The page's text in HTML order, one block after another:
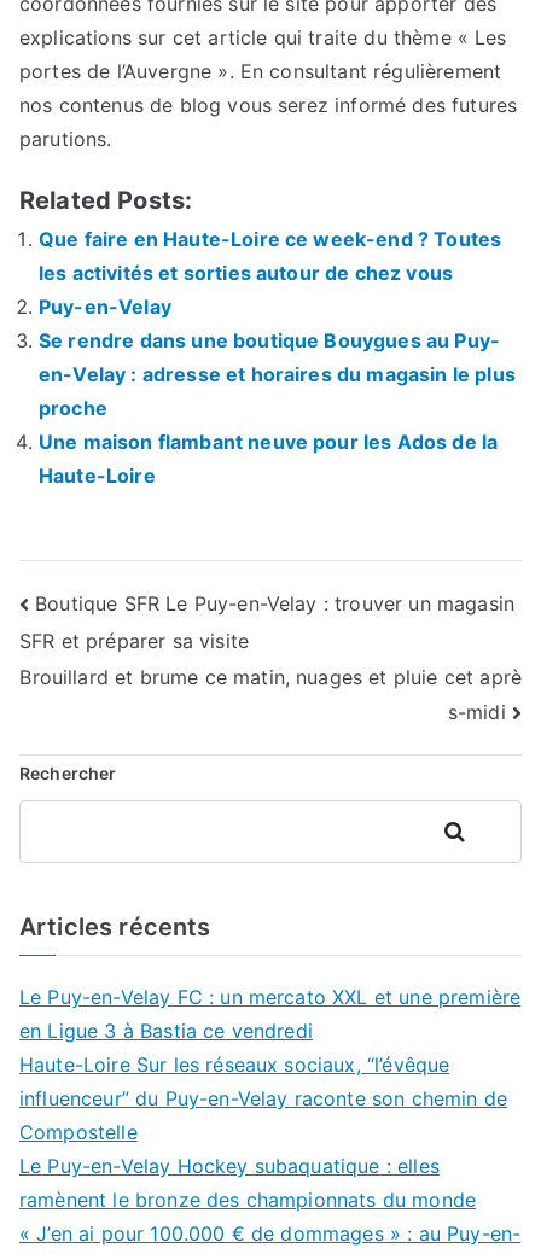
explications sur cet article qui traite du thème « Les
portes de l’Auvergne ». En consultant régulièrement
nos contenus de blog vous serez informé des futures
parutions.
Related Posts:
Que faire en Haute-Loire ce week-end ? Toutes
les activités et sorties autour de chez vous
Puy-en-Velay
Se rendre dans une boutique Bouygues au Puy-
en-Velay : adresse et horaires du magasin le plus
proche
Une maison flambant neuve pour les Ados de la
Haute-Loire
Navigation
de
Boutique SFR Le Puy-en-Velay : trouver un magasin
SFR et préparer sa visite
Brouillard et brume ce matin, nuages et pluie cet aprè
s-midi
Rechercher
Rechercher
Articles récents
Le Puy-en-Velay FC : un mercato XXL et une première
en Ligue 3 à Bastia ce vendredi
Haute-Loire Sur les réseaux sociaux, “l’évêque
influenceur” du Puy-en-Velay raconte son chemin de
Compostelle
Le Puy-en-Velay Hockey subaquatique : elles
ramènent le bronze des championnats du monde
« J’en ai pour 100.000 € de dommages » : au Puy-en-